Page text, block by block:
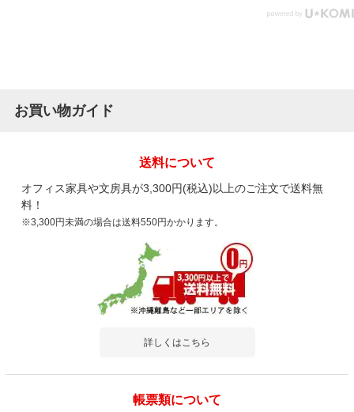
お買い物ガイド
送料について
オフィス家具や文房具が3,300円(税込)以上のご注文で送料無
料！
※3,300円未満の場合は送料550円かかります。
詳しくはこちら
帳票類について